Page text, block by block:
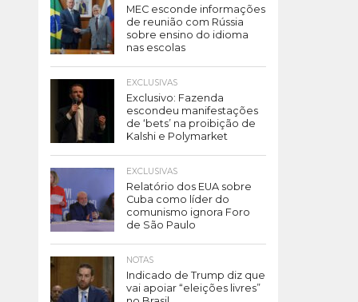
MEC esconde informações
de reunião com Rússia
sobre ensino do idioma
nas escolas
EXCLUSIVAS
Exclusivo: Fazenda
escondeu manifestações
de ‘bets’ na proibição de
Kalshi e Polymarket
EXCLUSIVAS
Relatório dos EUA sobre
Cuba como líder do
comunismo ignora Foro
de São Paulo
NOTAS
Indicado de Trump diz que
vai apoiar “eleições livres”